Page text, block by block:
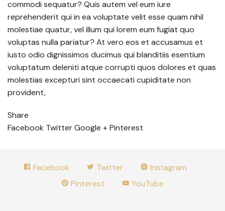
commodi sequatur? Quis autem vel eum iure
reprehenderit qui in ea voluptate velit esse quam nihil
molestiae quatur, vel illum qui lorem eum fugiat quo
voluptas nulla pariatur? At vero eos et accusamus et
iusto odio dignissimos ducimus qui blanditiis esentium
voluptatum deleniti atque corrupti quos dolores et quas
molestias excepturi sint occaecati cupiditate non
provident,
Share
Facebook TwitterGoogle +Pinterest
Facebook Twitter
Instagram
Pinterest
YouTube